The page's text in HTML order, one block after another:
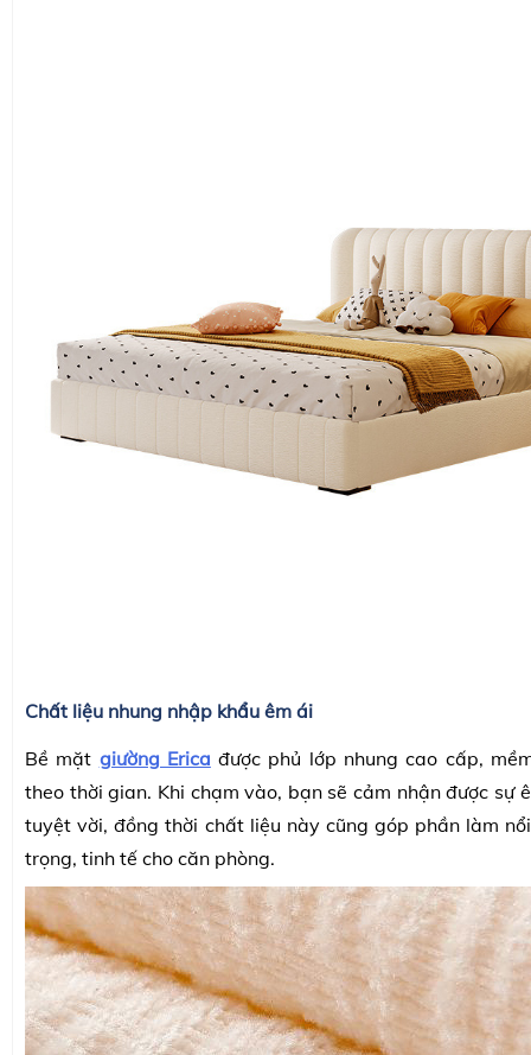
Chất liệu nhung nhập khẩu êm ái
Bề mặt giường Erica được phủ lớp nhung cao cấp,
theo thời gian. Khi chạm vào, bạn sẽ cảm nhận được sự
tuyệt vời, đồng thời chất liệu này cũng góp phần làm
trọng, tinh tế cho căn phòng.